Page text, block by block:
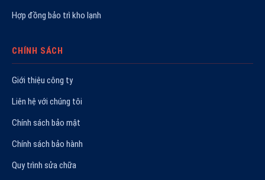
Hợp đồng bảo trì kho lạnh
CHÍNH SÁCH
Giới thiệu công ty
Liên hệ với chúng tôi
Chính sách bảo mật
Chính sách bảo hành
Quy trình sửa chữa